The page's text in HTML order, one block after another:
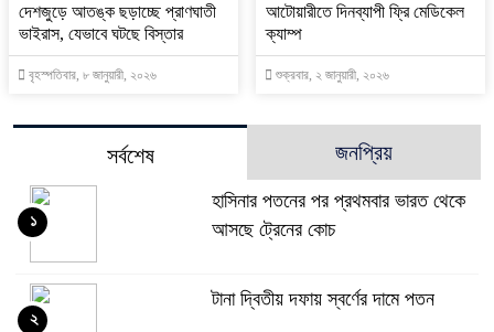
দেশজুড়ে আতঙ্ক ছড়াচ্ছে প্রাণঘাতী
ভাইরাস, যেভাবে ঘটছে বিস্তার
বৃহস্পতিবার, ৮ জানুয়ারী, ২০২৬
আটোয়ারীতে দিনব্যাপী ফ্রি মেডিকেল
ক্যাম্প
শুক্রবার, ২ জানুয়ারী, ২০২৬
সর্বশেষ জনপ্রিয়
হাসিনার পতনের পর প্রথমবার ভারত থেকে
আসছে ট্রেনের কোচ
১
টানা দ্বিতীয় দফায় স্বর্ণের দামে পতন
২